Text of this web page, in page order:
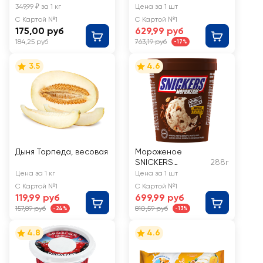
весовые
349,99 ₽ за 1 кг
С Картой №1
175,00 руб
184,25 руб
Сливочное
ванильное 8%,
без змж,
контейнер
Цена за 1 шт
С Картой №1
629,99 руб
763,19 руб -17%
3.5
Дыня Торпеда, весовая
Цена за 1 кг
С Картой №1
119,99 руб
157,89 руб -24%
4.6
Мороженое
SNICKERS
Сливочное с
пастой из
арахиса,
арахисом в
шоколаде,
карамелью и
какаосодержаще
8,5%, без змж,
288г
Цена за 1 шт
С Картой №1
699,99 руб
810,59 руб -13%
4.8 4.6